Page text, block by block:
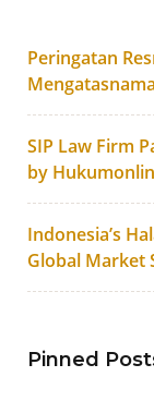
Peringatan
SIP Law Firm
by
Indonesia’s
Global Market
Pinned